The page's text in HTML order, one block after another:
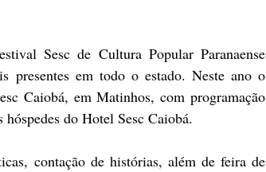
Sesc de Cultura Popular Paranaense
presentes em todo o estado. Neste ano o
Caiobá, em Matinhos, com programação
do Hotel Sesc Caiobá.
contação de histórias, além de feira de